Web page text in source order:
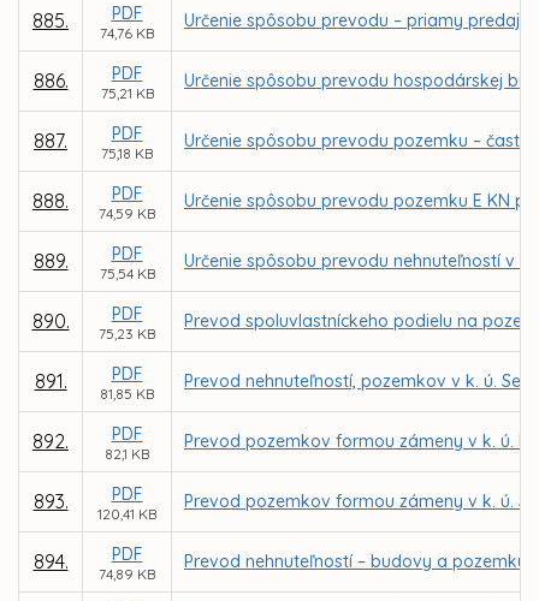
885. PDF
74,76 KB
Určenie spôsobu prevodu – priamy predaj
886. PDF
75,21 KB
Určenie spôsobu prevodu hospodárskej
887. PDF
75,18 KB
Určenie spôsobu prevodu pozemku – časti
888. PDF
74,59 KB
Určenie spôsobu prevodu pozemku E KN
889. PDF
75,54 KB
Určenie spôsobu prevodu nehnuteľností v
890. PDF
75,23 KB
Prevod spoluvlastníckeho podielu na
891. PDF
81,85 KB
Prevod nehnuteľností, pozemkov v k. ú.
892. PDF
82,1 KB
Prevod pozemkov formou zámeny v k. ú.
893. PDF
120,41 KB
Prevod pozemkov formou zámeny v k. ú.
894. PDF
74,89 KB
Prevod nehnuteľností – budovy a